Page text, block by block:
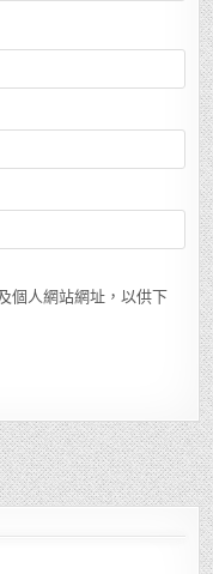
個人網站網址，以供下